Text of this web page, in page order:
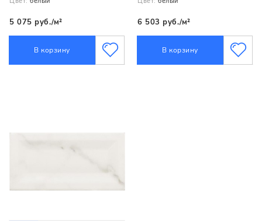
5 075 руб./м²
В корзину
6 503 руб./м²
В корзину